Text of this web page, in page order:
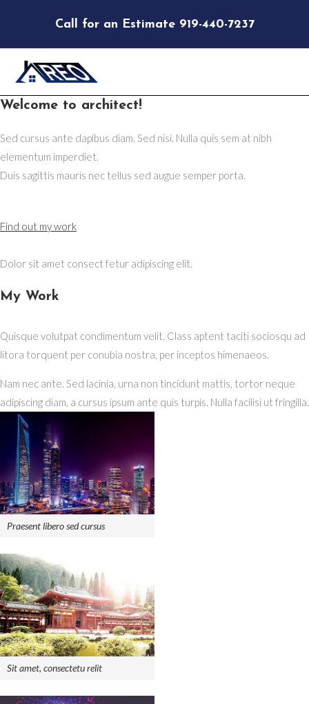
Call for an Estimate 919-440-7237
Welcome to architect!
Sed cursus ante dapibus diam. Sed nisi. Nulla quis sem at nibh
elementum imperdiet.
Duis sagittis mauris nec tellus sed augue semper porta.
Find out my work
Dolor sit amet consect fetur adipiscing elit.
My Work
Quisque volutpat condimentum velit. Class aptent taciti sociosqu ad
litora torquent per conubia nostra, per inceptos himenaeos.
Nam nec ante. Sed lacinia, urna non tincidunt mattis, tortor neque
adipiscing diam, a cursus ipsum ante quis turpis. Nulla facilisi ut fringilla.
Praesent libero sed cursus
Sit amet, consectetu relit